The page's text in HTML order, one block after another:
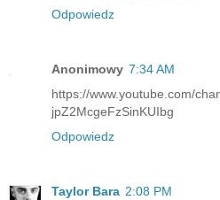
Odpowiedz
Anonimowy 7:34 AM
https://www.youtube.com/
jpZ2McgeFzSinKUIbg
Odpowiedz
Taylor Bara 2:08 PM